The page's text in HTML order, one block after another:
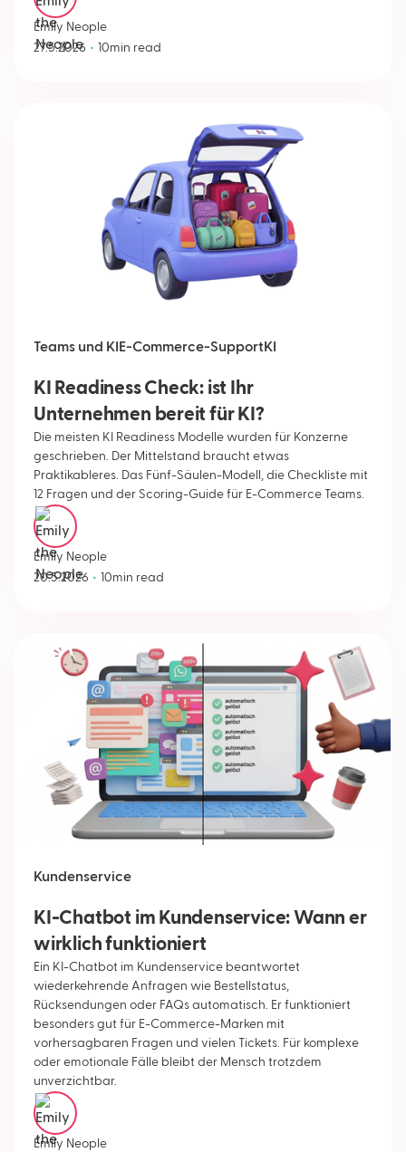
Emily Neople
27.5.2026 • 10min read
Teams und KI E-Commerce-Support KI
KI Readiness Check: ist Ihr
Unternehmen bereit für KI?
Die meisten KI Readiness Modelle wurden für Konzerne
geschrieben. Der Mittelstand braucht etwas
Praktikableres. Das Fünf-Säulen-Modell, die Checkliste mit
12 Fragen und der Scoring-Guide für E-Commerce Teams.
Emily Neople
20.5.2026 • 10min read
Kundenservice
KI-Chatbot im Kundenservice: Wann er
wirklich funktioniert
Ein KI-Chatbot im Kundenservice beantwortet
wiederkehrende Anfragen wie Bestellstatus,
Rücksendungen oder FAQs automatisch. Er funktioniert
besonders gut für E-Commerce-Marken mit
vorhersagbaren Fragen und vielen Tickets. Für komplexe
oder emotionale Fälle bleibt der Mensch trotzdem
unverzichtbar.
Emily Neople